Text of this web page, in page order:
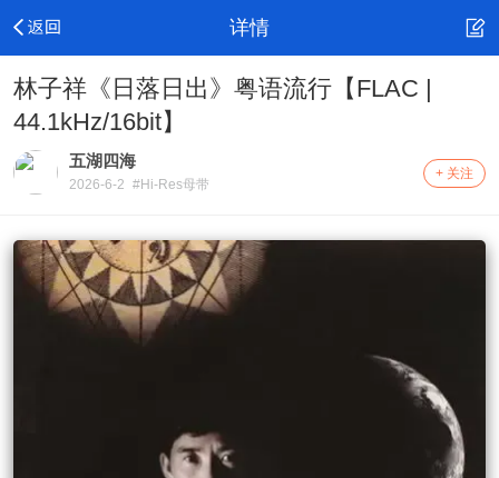
详情
林子祥《日落日出》粤语流行【FLAC |
44.1kHz/16bit】
五湖四海
2026-6-2 #Hi-Res母带
+ 关注